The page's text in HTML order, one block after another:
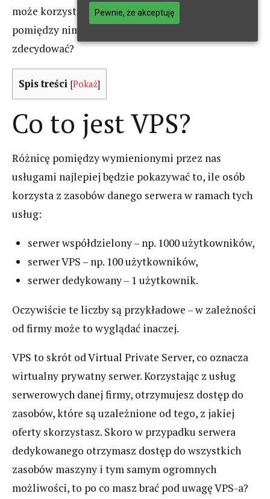
może korzystać jeden klient. Pośrednią usługą
pomiędzy nimi jest VPS. Kto powinien się na niego
zdecydować?
Spis treści [Pokaż]
Co to jest VPS?
Różnicę pomiędzy wymienionymi przez nas
usługami najlepiej będzie pokazywać to, ile osób
korzysta z zasobów danego serwera w ramach tych
usług:
serwer współdzielony – np. 1000 użytkowników,
serwer VPS – np. 100 użytkowników,
serwer dedykowany – 1 użytkownik.
Oczywiście te liczby są przykładowe – w zależności
od firmy może to wyglądać inaczej.
VPS to skrót od Virtual Private Server, co oznacza
wirtualny prywatny serwer. Korzystając z usług
serwerowych danej firmy, otrzymujesz dostęp do
zasobów, które są uzależnione od tego, z jakiej
oferty skorzystasz. Skoro w przypadku serwera
dedykowanego otrzymasz dostęp do wszystkich
zasobów maszyny i tym samym ogromnych
możliwości, to po co masz brać pod uwagę VPS-a?
Pewnie, że akceptuję